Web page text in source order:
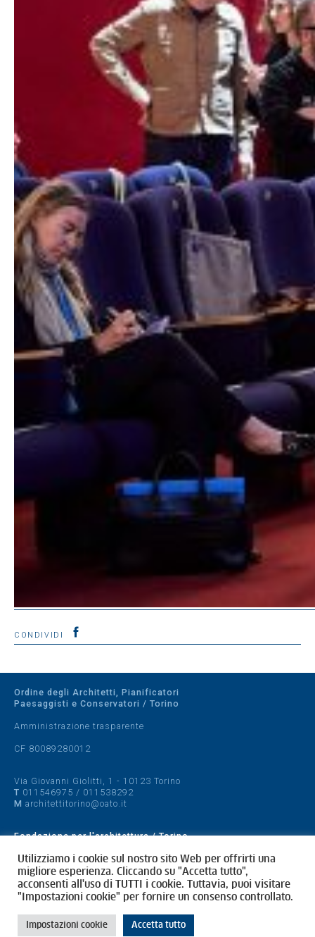
CONDIVIDI
Ordine degli Architetti, Pianificatori
Paesaggisti e Conservatori / Torino
Amministrazione trasparente
CF 80089280012
Via Giovanni Giolitti, 1 - 10123 Torino
T 011546975 / 011538292
M architettitorino@oato.it
Fondazione per l'architettura / Torino
Designed by quattrolinee.it
Cookie Policy
Privacy Policy
Utilizziamo i cookie sul nostro sito Web per offrirti una
migliore esperienza. Cliccando su "Accetta tutto",
acconsenti all'uso di TUTTI i cookie. Tuttavia, puoi visitare
"Impostazioni cookie" per fornire un consenso controllato.
Impostazioni cookie Accetta tutto